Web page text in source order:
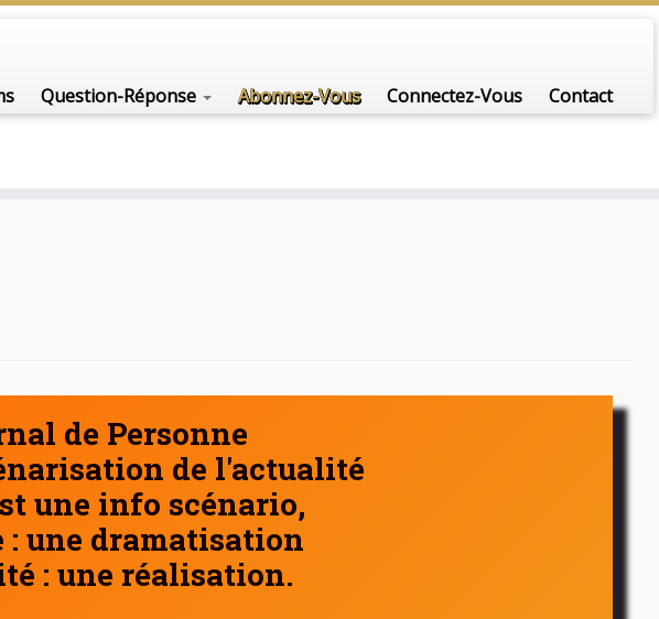
Question-Réponse Abonnez-Vous Connectez-Vous Contact
de Personne
de l'actualité
une info scénario,
: une dramatisation
: une réalisation.